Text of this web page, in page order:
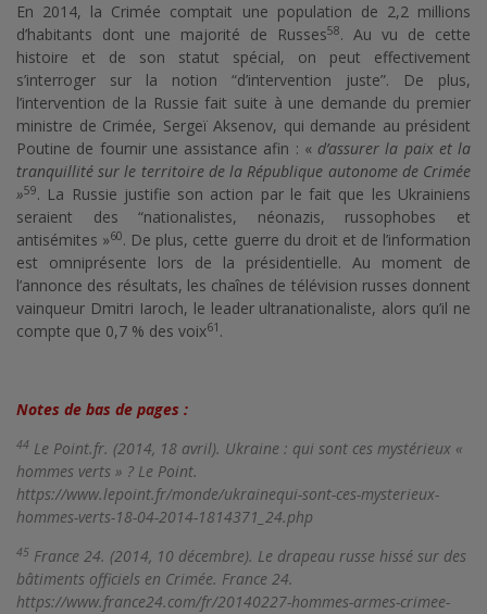
En 2014, la Crimée comptait une population de 2,2 millions
d’habitants dont une majorité de Russes58. Au vu de cette
histoire et de son statut spécial, on peut effectivement
s’interroger sur la notion “d’intervention juste”. De plus,
l’intervention de la Russie fait suite à une demande du premier
ministre de Crimée, Sergeï Aksenov, qui demande au président
Poutine de fournir une assistance afin : « d’assurer la paix et la
tranquillité sur le territoire de la République autonome de Crimée
»59. La Russie justifie son action par le fait que les Ukrainiens
seraient des “nationalistes, néonazis, russophobes et
antisémites »60. De plus, cette guerre du droit et de l’information
est omniprésente lors de la présidentielle. Au moment de
l’annonce des résultats, les chaînes de télévision russes donnent
vainqueur Dmitri Iaroch, le leader ultranationaliste, alors qu’il ne
compte que 0,7 % des voix61 .
Notes de bas de pages :
44 Le Point.fr. (2014, 18 avril). Ukraine : qui sont ces mystérieux «
hommes verts » ? Le Point.
https://www.lepoint.fr/monde/ukrainequi-sont-ces-mysterieux-
hommes-verts-18-04-2014-1814371_24.php
45 France 24. (2014, 10 décembre). Le drapeau russe hissé sur des
bâtiments officiels en Crimée. France 24.
https://www.france24.com/fr/20140227-hommes-armes-crimee-